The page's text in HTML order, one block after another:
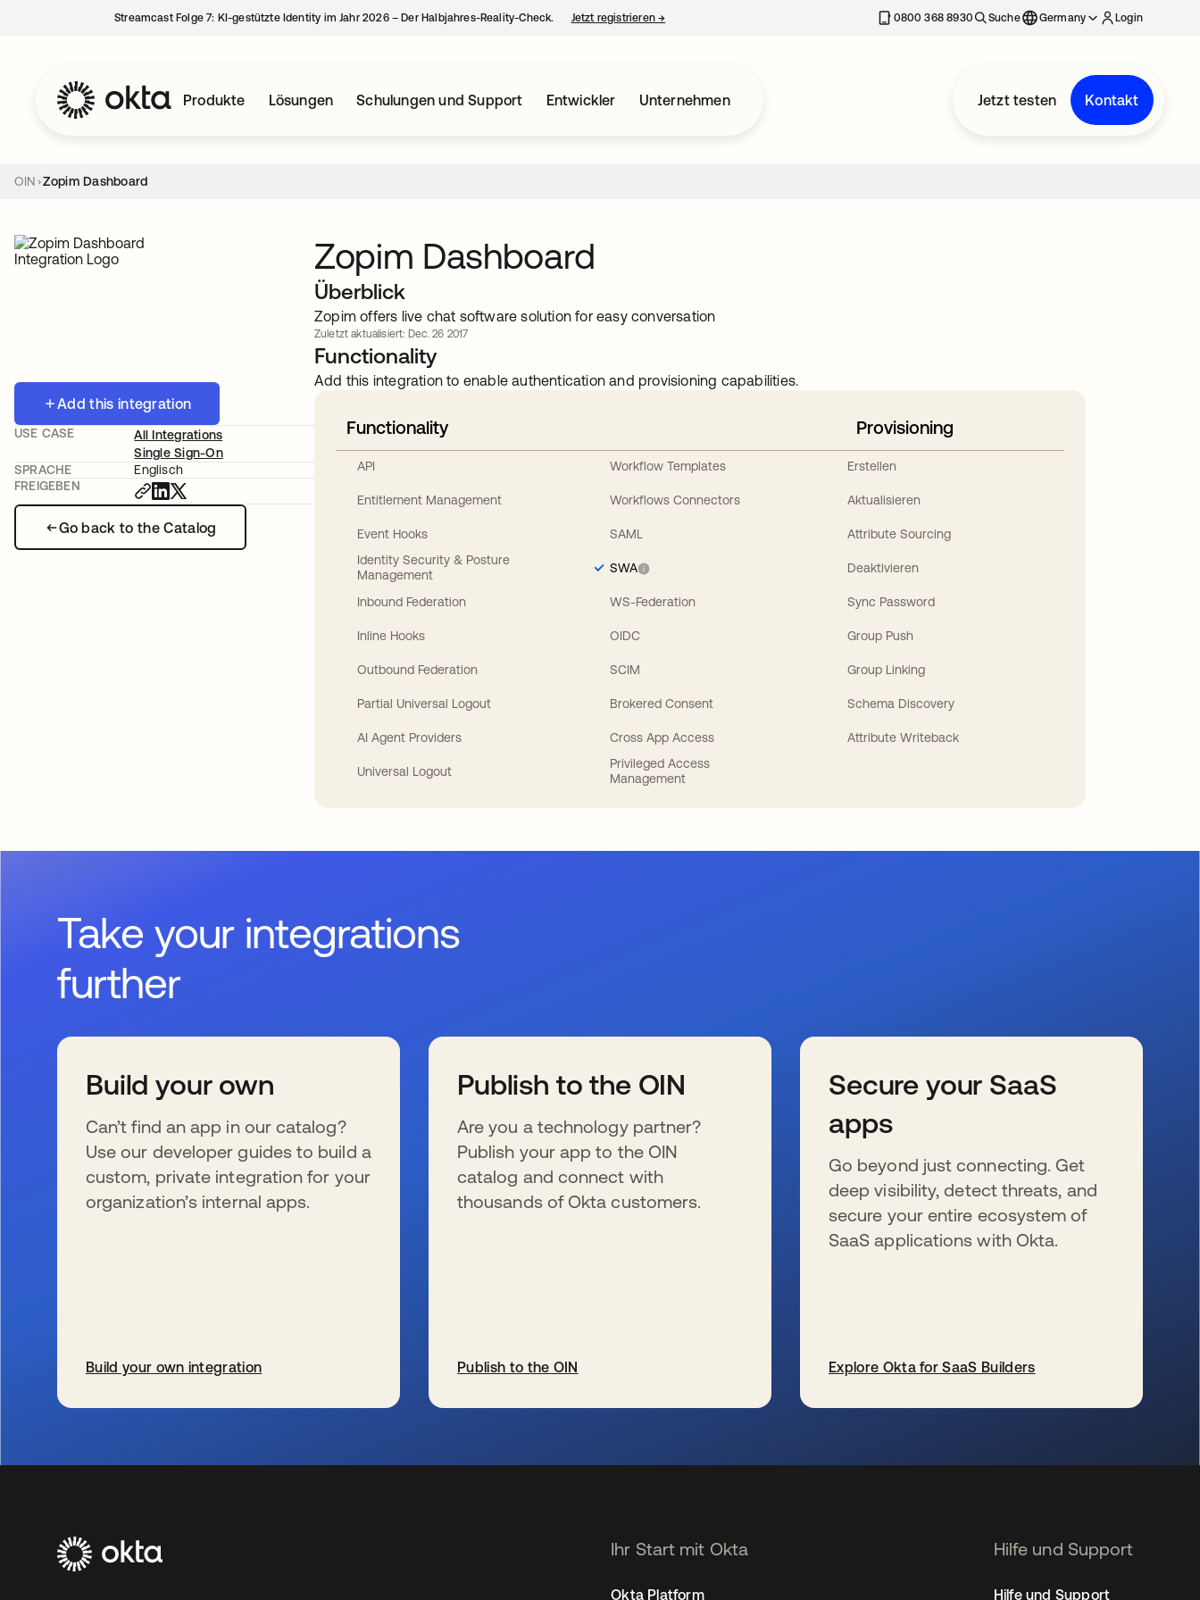
Streamcast Folge 7: KI-gestützte Identity im Jahr 2026 – Der Halbjahres-Reality-Check. Jetzt registrieren→ 0800 368 8930 Suche Germany Login
Produkte Lösungen Schulungen und Support Entwickler Unternehmen Jetzt testen Kontakt
OIN Zopim Dashboard
Add this integration
Go back to the Catalog
USE CASE
All Integrations
Single Sign-On
SPRACHE
Englisch
FREIGEBEN
Zopim Dashboard
Überblick
Zopim offers live chat software solution for easy conversation
Zuletzt aktualisiert: Dec. 26 2017
Functionality
Add this integration to enable authentication and provisioning capabilities.
Functionality
API
Entitlement Management
Event Hooks
Identity Security & Posture
Management
Inbound Federation
Inline Hooks
Outbound Federation
Partial Universal Logout
AI Agent Providers
Universal Logout
Workflow Templates
Workflows Connectors
SAML
SWA
WS-Federation
OIDC
SCIM
Brokered Consent
Cross App Access
Privileged Access
Management
Provisioning
Erstellen
Aktualisieren
Attribute Sourcing
Deaktivieren
Sync Password
Group Push
Group Linking
Schema Discovery
Attribute Writeback
Take your integrations
further
Build your own
Can’t find an app in our catalog?
Use our developer guides to build a
custom, private integration for your
organization’s internal apps.
Build your own integration
Publish to the OIN
Are you a technology partner?
Publish your app to the OIN
catalog and connect with
thousands of Okta customers.
Publish to the OIN
Secure your SaaS
apps
Go beyond just connecting. Get
deep visibility, detect threats, and
secure your entire ecosystem of
SaaS applications with Okta.
Explore Okta for SaaS Builders
Ihr Start mit Okta
Okta Platform
Hilfe und Support
Hilfe und Support